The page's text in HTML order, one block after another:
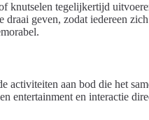
knutselen tegelijkertijd
draai geven, zodat iedereen
activiteiten aan bod die het
entertainment en interactie